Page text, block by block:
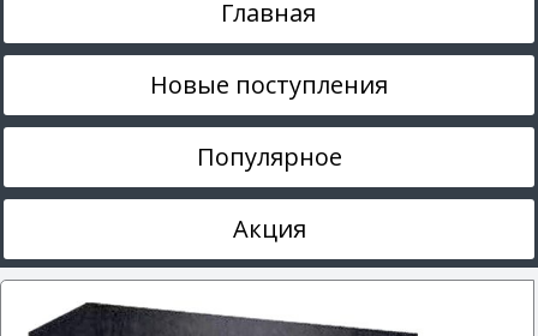
Главная
Новые поступления
Популярное
Акция